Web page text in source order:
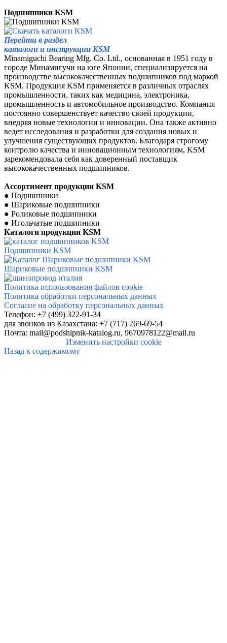
Подшипники KSM
Перейти в раздел
каталоги и инструкции KSM
Minamiguchi Bearing Mfg. Co. Ltd., основанная в 1951 году в
городе Минамигучи на юге Японии, специализируется на
производстве высококачественных подшипников под маркой
KSM. Продукция KSM применяется в различных отраслях
промышленности, таких как медицина, электроника,
промышленность и автомобильное производство. Компания
постоянно совершенствует качество своей продукции,
внедряя новые технологии и инновации. Она также активно
ведет исследования и разработки для создания новых и
улучшения существующих продуктов. Благодаря строгому
контролю качества и инновационным технологиям, KSM
зарекомендовала себя как доверенный поставщик
высококачественных подшипников.
Ассортимент продукции KSM
● Подшипники
● Шариковые подшипники
● Роликовые подшипники
● Игольчатые подшипники
Каталоги продукции KSM
Подшипники KSM
Шариковые подшипники KSM
Политика использования файлов cookie
Политика обработки персональных данных
Согласие на обработку персональных данных
Телефон: +7 (499) 322-91-34
для звонков из Казахстана: +7 (717) 269-69-54
Почта: mail@podshipnik-katalog.ru, 9670978122@mail.ru
Изменить настройки cookie
Назад к содержимому